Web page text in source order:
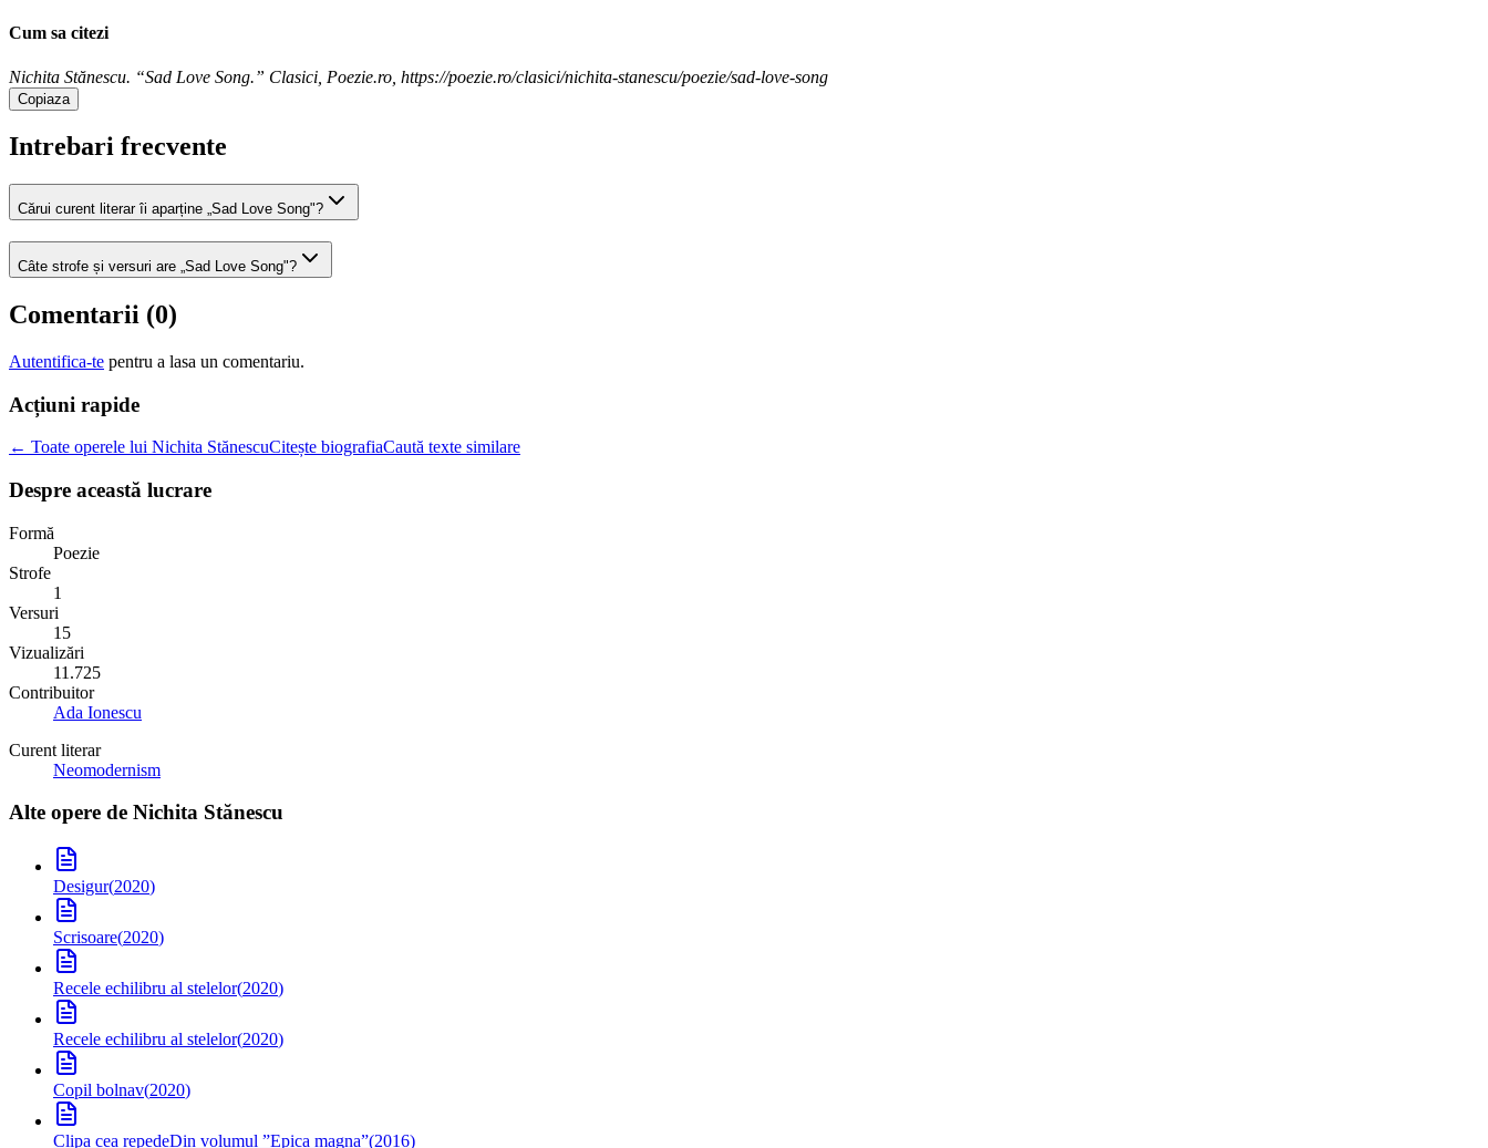
Cum sa citezi
Nichita Stănescu. “Sad Love Song.” Clasici, Poezie.ro, https://poezie.ro/clasici/nichita-stanescu/poezie/sad-love-song
Copiaza
Intrebari frecvente
Cărui curent literar îi aparține „Sad Love Song"?
Câte strofe și versuri are „Sad Love Song"?
Comentarii (0)
Autentifica-te pentru a lasa un comentariu.
Acțiuni rapide
← Toate operele lui Nichita StănescuCitește biografiaCaută texte similare
Despre această lucrare
Formă
Poezie
Strofe
1
Versuri
15
Vizualizări
11.725
Contribuitor
Ada Ionescu
Curent literar
Neomodernism
Alte opere de Nichita Stănescu
Desigur(2020)
Scrisoare(2020)
Recele echilibru al stelelor(2020)
Recele echilibru al stelelor(2020)
Copil bolnav(2020)
Clipa cea repedeDin volumul ”Epica magna”(2016)